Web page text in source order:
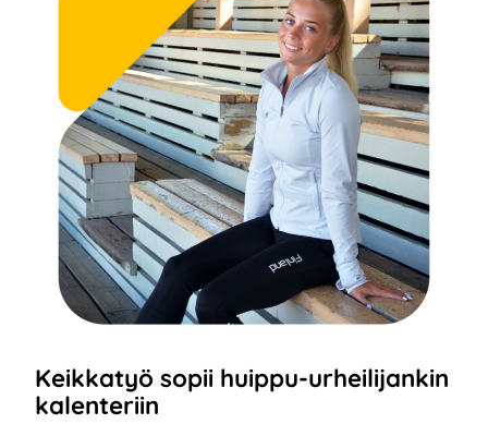
Keikkatyö sopii huippu-urheilijankin
kalenteriin